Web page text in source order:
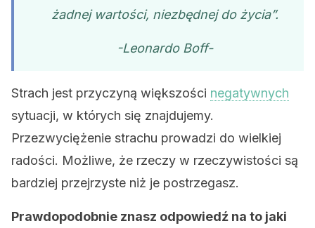
żadnej wartości, niezbędnej do życia”.
-Leonardo Boff-
Strach jest przyczyną większości negatywnych
sytuacji, w których się znajdujemy.
Przezwyciężenie strachu prowadzi do wielkiej
radości. Możliwe, że rzeczy w rzeczywistości są
bardziej przejrzyste niż je postrzegasz.
Prawdopodobnie znasz odpowiedź na to jaki